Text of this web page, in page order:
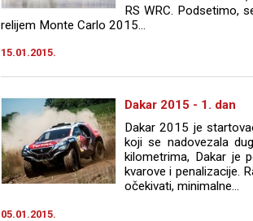
RS WRC. Podsetimo,
relijem Monte Carlo 2015...
15.01.2015.
Dakar 2015 - 1. dan
Dakar 2015 je
koji se nadovezala
kilometrima, Dakar je
kvarove i penalizacije.
očekivati, minimalne...
05.01.2015.